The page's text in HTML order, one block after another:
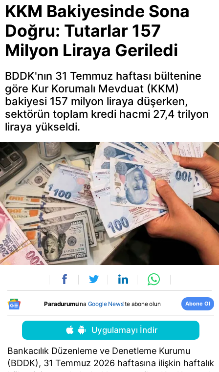
KKM Bakiyesinde Sona
Doğru: Tutarlar 157
Milyon Liraya Geriledi
BDDK'nın 31 Temmuz haftası bültenine
göre Kur Korumalı Mevduat (KKM)
bakiyesi 157 milyon liraya düşerken,
sektörün toplam kredi hacmi 27,4 trilyon
liraya yükseldi.
Paradurumu'na Google News'te abone olun Abone Ol
Uygulamayı İndir
Bankacılık Düzenleme ve Denetleme Kurumu
(BDDK), 31 Temmuz 2026 haftasına ilişkin haftalık